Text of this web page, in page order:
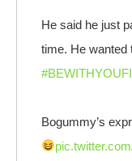
He said he just
time. He wanted
Bogummy’s